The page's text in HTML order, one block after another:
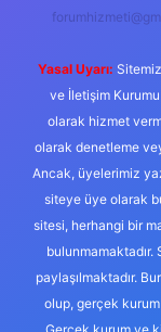
Yasal Uyarı:
ve İletişim Kurumu
olarak hizmet
olarak denetleme
Ancak, üyelerimiz
siteye üye olarak
sitesi, herhangi bir
bulunmamaktadır.
paylaşılmaktadır.
olup, gerçek kurum